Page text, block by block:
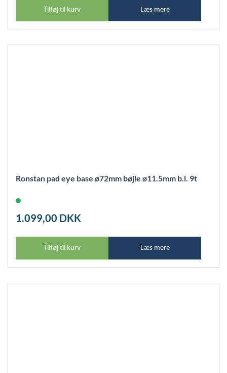
Tilføj til kurv Læs mere
Ronstan pad eye base ø72mm bøjle ø11.5mm b.l. 9t
1.099,00 DKK
Tilføj til kurv Læs mere